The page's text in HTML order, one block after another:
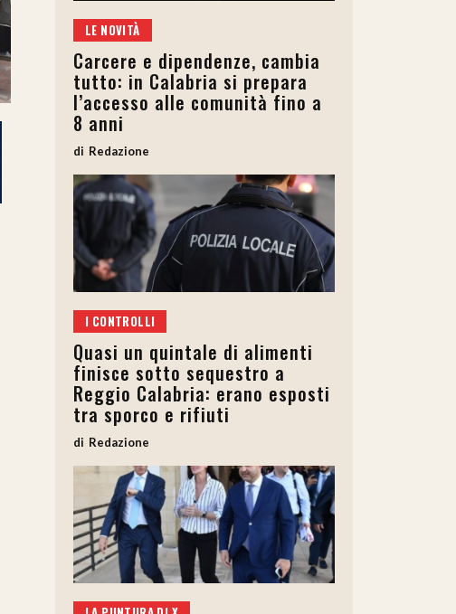
LE NOVITÀ
Carcere e dipendenze, cambia
tutto: in Calabria si prepara
l’accesso alle comunità fino a
8 anni
Redazione
I CONTROLLI
Quasi un quintale di alimenti
finisce sotto sequestro a
Reggio Calabria: erano esposti
tra sporco e rifiuti
Redazione